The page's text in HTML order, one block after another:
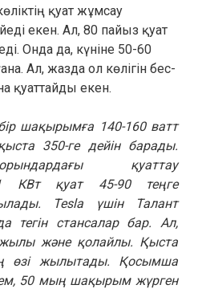
қуат жұмсау
екен. Ал, 80 пайыз қуат
Онда да, күніне 50-60
Ал, жазда ол көлігін бес-
қуаттайды екен.
шақырымға 140-160 ватт
350-ге дейін барады.
қуаттау
КВт қуат 45-90 теңге
Tesla үшін Талант
тегін стансалар бар. Ал,
және қолайлы. Қыста
өзі жылытады. Қосымша
50 мың шақырым жүрген